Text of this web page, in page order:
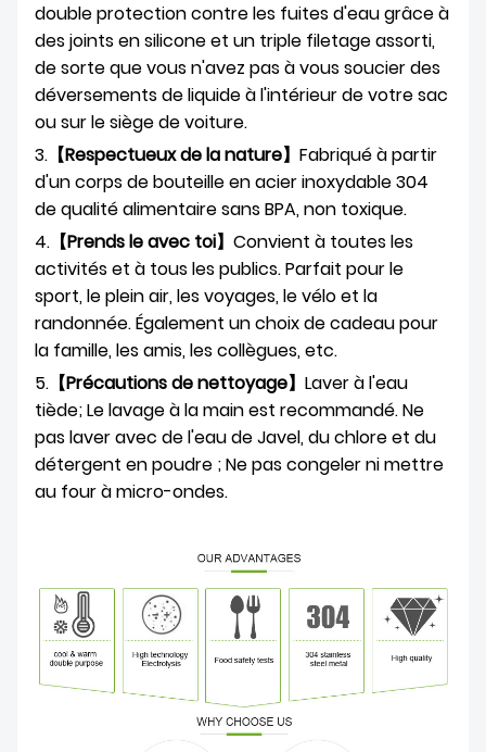
double protection contre les fuites d'eau grâce à
des joints en silicone et un triple filetage assorti,
de sorte que vous n'avez pas à vous soucier des
déversements de liquide à l'intérieur de votre sac
ou sur le siège de voiture.
3. 【Respectueux de la nature】 Fabriqué à partir
d'un corps de bouteille en acier inoxydable 304
de qualité alimentaire sans BPA, non toxique.
4. 【Prends le avec toi】 Convient à toutes les
activités et à tous les publics. Parfait pour le
sport, le plein air, les voyages, le vélo et la
randonnée. Également un choix de cadeau pour
la famille, les amis, les collègues, etc.
5. 【Précautions de nettoyage】 Laver à l'eau
tiède; Le lavage à la main est recommandé. Ne
pas laver avec de l'eau de Javel, du chlore et du
détergent en poudre ; Ne pas congeler ni mettre
au four à micro-ondes.